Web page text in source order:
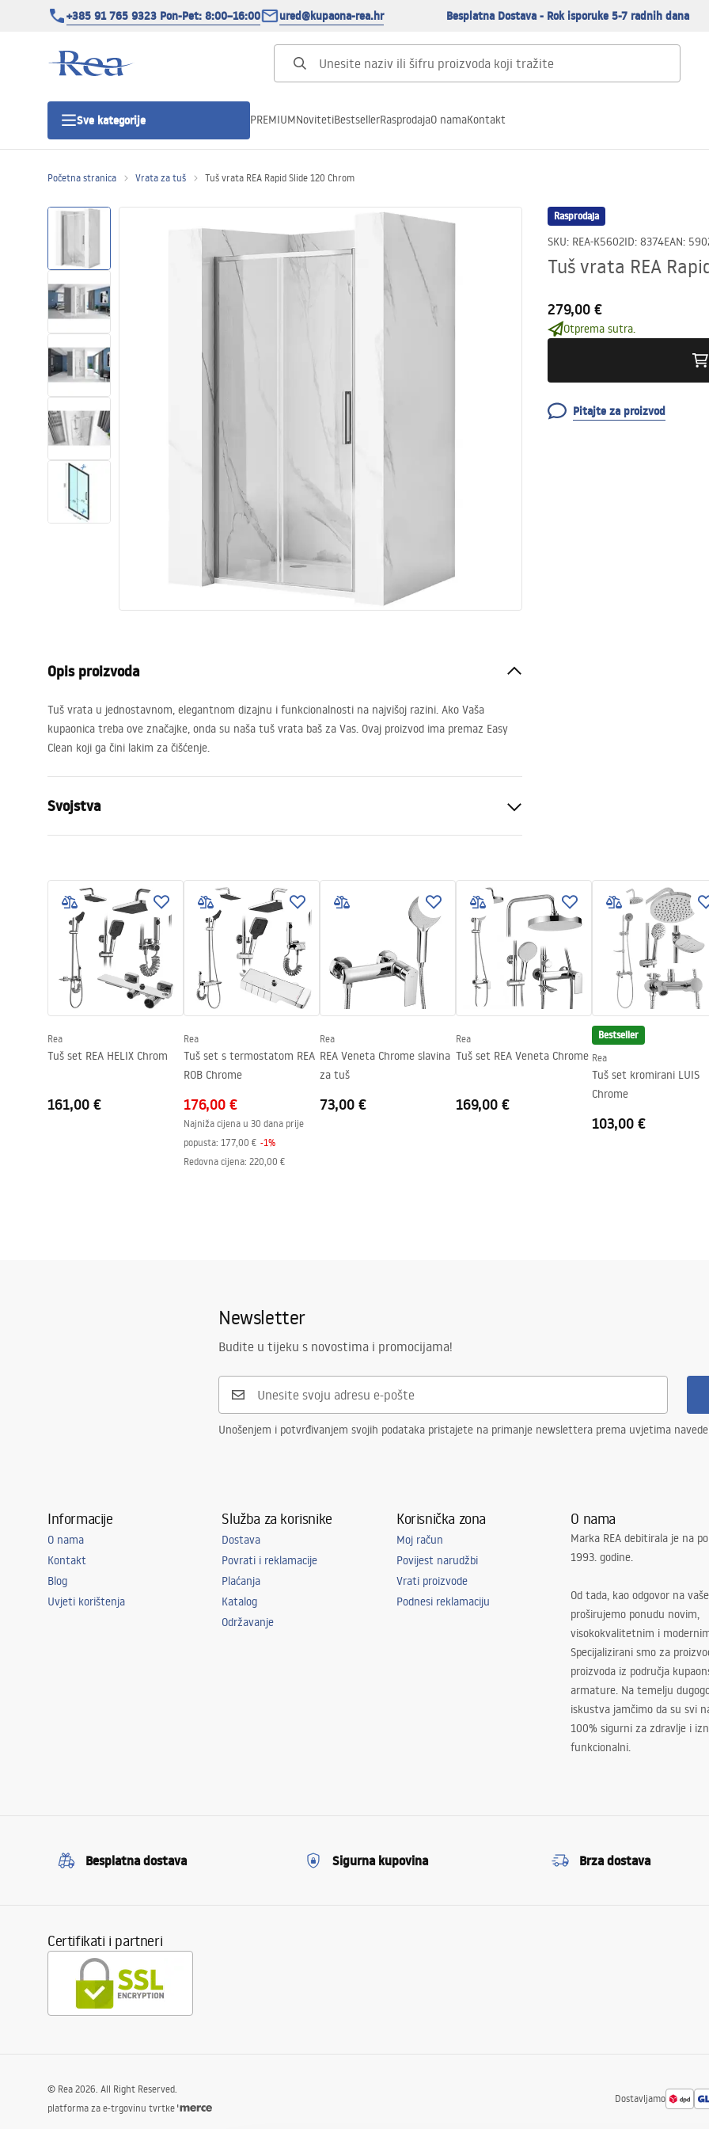
+385 91 765 9323 Pon-Pet: 8:00–16:00 ured@kupaona-rea.hr Besplatna Dostava - Rok isporuke 5-7 radnih dana
Sve kategorije
Tuš kade
Tuš Kanalice
WC školjke
Umivaonici
Kade i paravani
PREMIUMNovitetiBestsellerRasprodajaO namaKontakt
Početna stranica Vrata za tuš Tuš vrata REA Rapid Slide 120 Chrom
Rasprodaja
SKU: REA-K5602ID: 8374EAN:
Tuš vrata REA
279,00 €
Otprema sutra.
Pitajte za proizvod
Opis proizvoda
Tuš vrata u jednostavnom, elegantnom dizajnu i funkcionalnosti na najvišoj razini. Ako Vaša
kupaonica treba ove značajke, onda su naša tuš vrata baš za Vas. Ovaj proizvod ima premaz Easy
Clean koji ga čini lakim za čišćenje.
Svojstva
Smjer vrata
Univerzalan
Debljina stakla
6 mm
Visina vrata za tuširanje
195
Profilni materijal
Aluminij
Materijal ručke
Mjed
Dorada profila
Krom
Može se ugraditi bez tuš kade
24 mjeseca
Rea
Tuš set REA HELIX Chrom
161,00 €
Rea
Tuš set s termostatom REA
ROB Chrome
176,00 €
Najniža cijena u 30 dana prije
popusta: 177,00 € -1%
Redovna cijena: 220,00 €
Rea
REA Veneta Chrome slavina
za tuš
73,00 €
Rea
Tuš set REA Veneta Chrome
169,00 €
Bestseller
Rea
Tuš set kromirani LUIS
Chrome
103,00 €
Newsletter
Budite u tijeku s novostima i promocijama!
Unošenjem i potvrđivanjem svojih podataka pristajete na primanje newslettera prema uvjetima
Informacije
O nama
Kontakt
Blog
Uvjeti korištenja
Služba za korisnike
Dostava
Povrati i reklamacije
Plaćanja
Katalog
Održavanje
Korisnička zona
Moj račun
Povijest narudžbi
Vrati proizvode
Podnesi reklamaciju
O nama
Marka REA debitirala je na
1993. godine.
Od tada, kao odgovor na
proširujemo ponudu novim,
visokokvalitetnim i
Specijalizirani smo za
proizvoda iz područja
armature. Na temelju
iskustva jamčimo da su svi
100% sigurni za zdravlje i
funkcionalni.
Besplatna dostava Sigurna kupovina Brza dostava
Certifikati i partneri
Dostavljamo
© Rea 2026. All Right Reserved.
platforma za e-trgovinu tvrtke